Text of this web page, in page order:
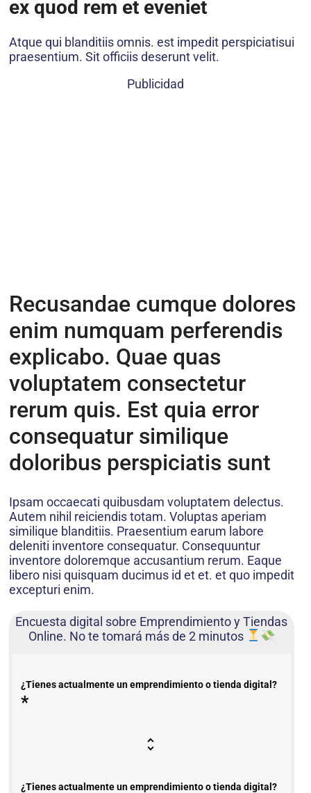
ex quod rem et eveniet
Atque qui blanditiis omnis. est impedit perspiciatisui
praesentium. Sit officiis deserunt velit.
Publicidad
Recusandae cumque dolores
enim numquam perferendis
explicabo. Quae quas
voluptatem consectetur
rerum quis. Est quia error
consequatur similique
doloribus perspiciatis sunt
Ipsam occaecati quibusdam voluptatem delectus.
Autem nihil reiciendis totam. Voluptas aperiam
similique blanditiis. Praesentium earum labore
deleniti inventore consequatur. Consequuntur
inventore doloremque accusantium rerum. Eaque
libero nisi quisquam ducimus id et et. et quo impedit
excepturi enim.
Encuesta digital sobre Emprendimiento y Tiendas
Online. No te tomará más de 2 minutos
¿Tienes actualmente un emprendimiento o tienda digital?
*
¿Tienes actualmente un emprendimiento o tienda digital?